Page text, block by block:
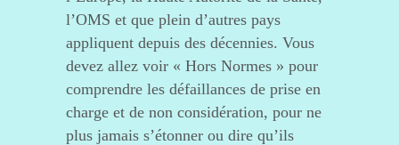
l’OMS et que plein d’autres pays
appliquent depuis des décennies. Vous
devez allez voir « Hors Normes » pour
comprendre les défaillances de prise en
charge et de non considération, pour ne
plus jamais s’étonner ou dire qu’ils